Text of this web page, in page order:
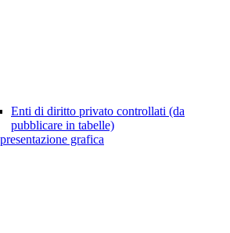
Enti di diritto privato controllati (da
pubblicare in tabelle)
grafica